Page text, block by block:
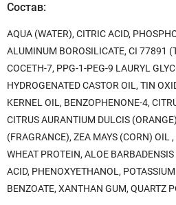
Состав:
AQUA (WATER), CITRIC ACID,
ALUMINUM BOROSILICATE, CI 77891
COCETH-7, PPG-1-PEG-9 LAURYL
HYDROGENATED CASTOR OIL, TIN
KERNEL OIL, BENZOPHENONE-4,
CITRUS AURANTIUM DULCIS
(FRAGRANCE), ZEA MAYS (CORN) OIL ,
WHEAT PROTEIN, ALOE
ACID, PHENOXYETHANOL,
BENZOATE, XANTHAN GUM, QUARTZ